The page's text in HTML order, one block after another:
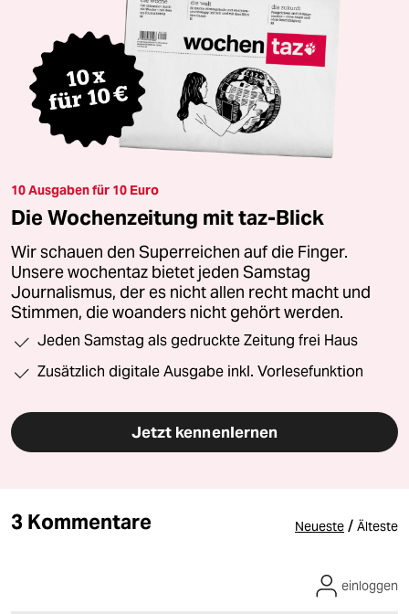
10 Ausgaben für 10 Euro
Die Wochenzeitung mit taz-Blick
Wir schauen den Superreichen auf die Finger.
Unsere wochentaz bietet jeden Samstag
Journalismus, der es nicht allen recht macht und
Stimmen, die woanders nicht gehört werden.
Jeden Samstag als gedruckte Zeitung frei Haus
Zusätzlich digitale Ausgabe inkl. Vorlesefunktion
Jetzt kennenlernen
3 Kommentare Neueste / Älteste
einloggen